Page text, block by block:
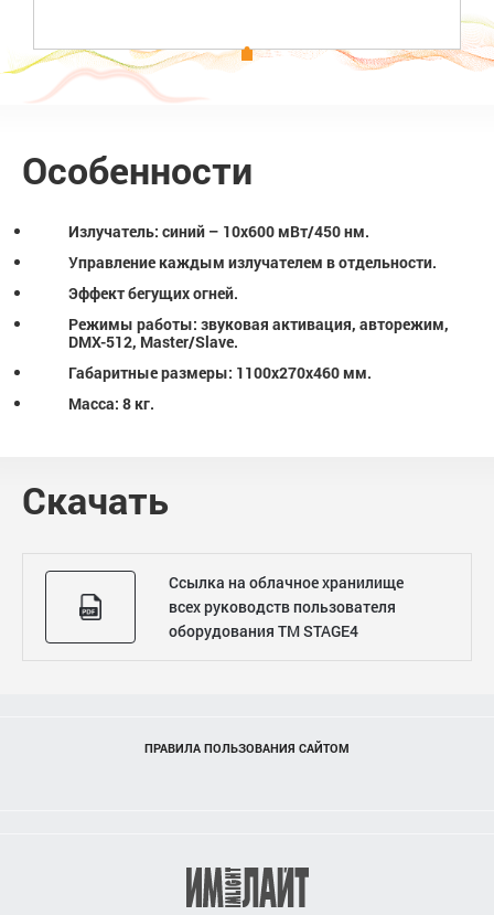
Особенности
Излучатель: синий – 10х600 мВт/450 нм.
Управление каждым излучателем в отдельности.
Эффект бегущих огней.
Режимы работы: звуковая активация, авторежим,
DMX-512, Master/Slave.
Габаритные размеры: 1100х270х460 мм.
Масса: 8 кг.
Скачать
Ссылка на облачное хранилище
всех руководств пользователя
оборудования ТМ STAGE4
ПРАВИЛА ПОЛЬЗОВАНИЯ САЙТОМ